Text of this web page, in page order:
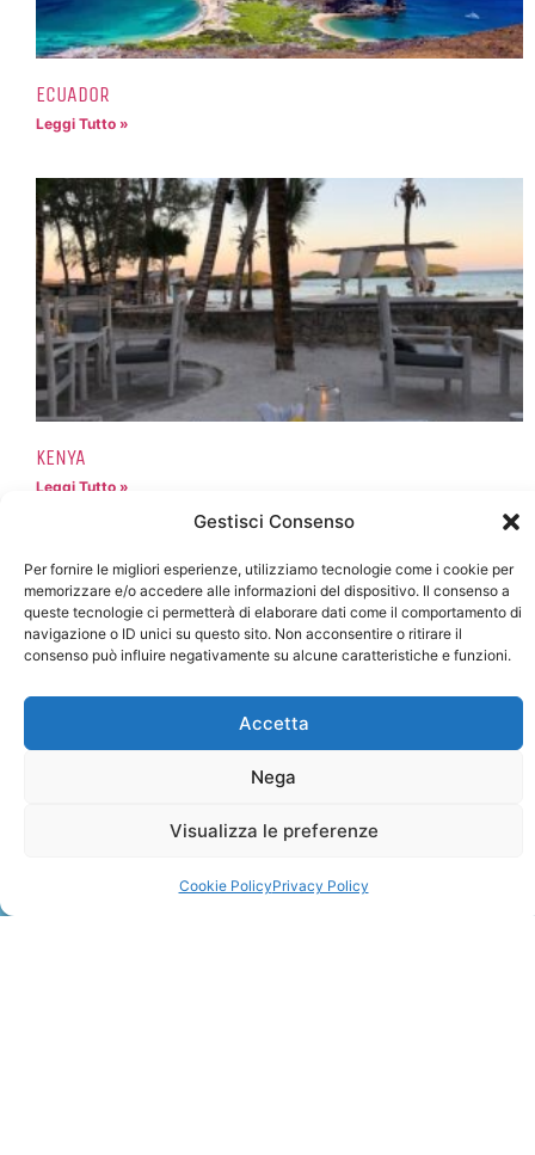
Gestisci Consenso
Per fornire le migliori esperienze, utilizziamo tecnologie come i cookie per
memorizzare e/o accedere alle informazioni del dispositivo. Il consenso a
queste tecnologie ci permetterà di elaborare dati come il comportamento di
navigazione o ID unici su questo sito. Non acconsentire o ritirare il
consenso può influire negativamente su alcune caratteristiche e funzioni.
Accetta
Nega
Visualizza le preferenze
Cookie PolicyPrivacy Policy
ECUADOR
Leggi Tutto »
KENYA
Leggi Tutto »